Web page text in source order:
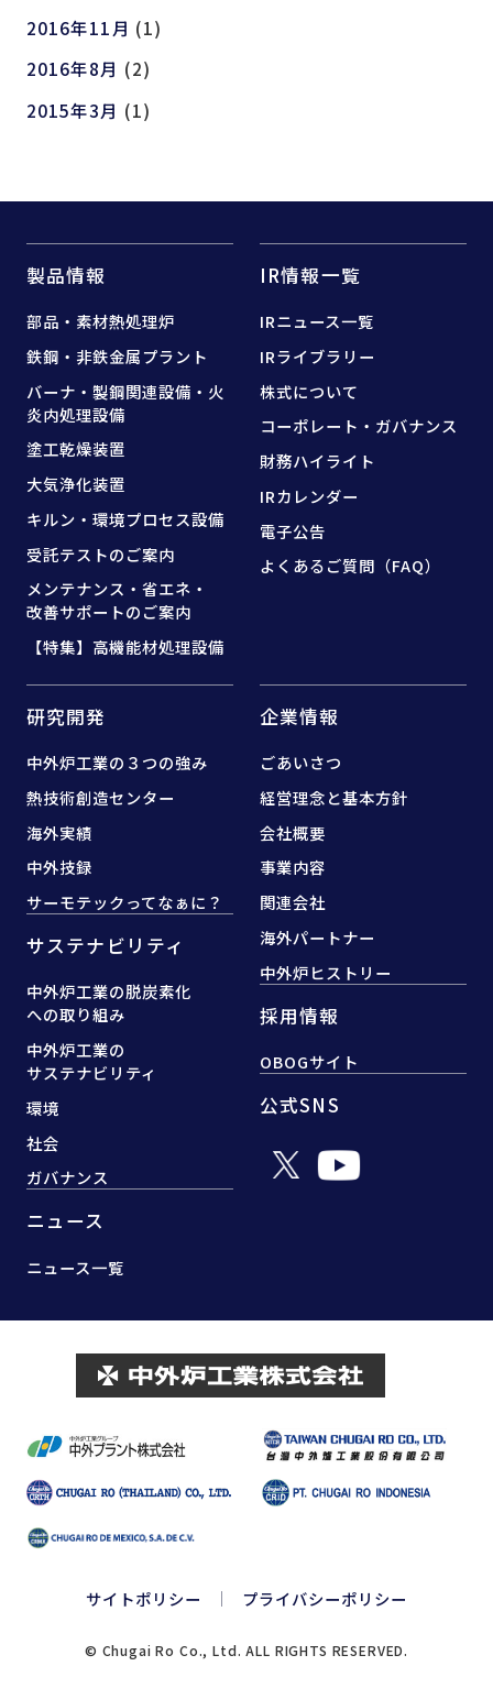
2016年11月 (1)
2016年8月 (2)
2015年3月 (1)
製品情報
部品・素材熱処理炉
鉄鋼・非鉄金属プラント
バーナ・製鋼関連設備・ 火
炎内処理設備
塗工乾燥装置
大気浄化装置
キルン・環境プロセス設備
受託テストのご案内
メンテナンス・省エネ・
改善サポートのご案内
【特集】高機能材処理設備
IR情報一覧
IRニュース一覧
IRライブラリー
株式について
コーポレート・ガバナンス
財務ハイライト
IRカレンダー
電子公告
よくあるご質問（FAQ）
研究開発
中外炉工業の３つの強み
熱技術創造センター
海外実績
中外技録
サーモテックってなぁに？
サステナビリティ
中外炉工業の脱炭素化
への取り組み
中外炉工業の
サステナビリティ
環境
社会
ガバナンス
ニュース
ニュース一覧
企業情報
ごあいさつ
経営理念と基本方針
会社概要
事業内容
関連会社
海外パートナー
中外炉ヒストリー
採用情報
OBOGサイト
公式SNS
サイトポリシー プライバシーポリシー
© Chugai Ro Co., Ltd. ALL RIGHTS RESERVED.